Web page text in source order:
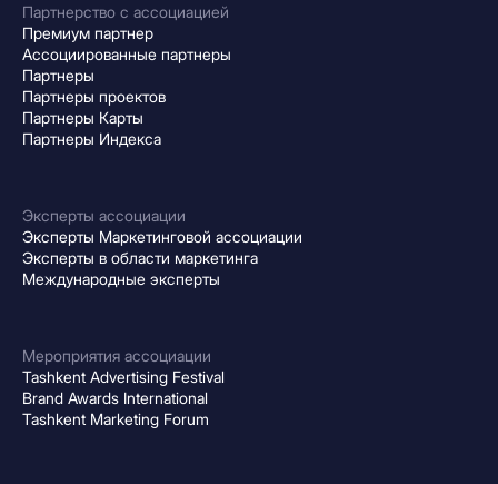
Партнерство с ассоциацией
Премиум партнер
Ассоциированные партнеры
Партнеры
Партнеры проектов
Партнеры Карты
Партнеры Индекса
Эксперты ассоциации
Эксперты Маркетинговой ассоциации
Эксперты в области маркетинга
Международные эксперты
Мероприятия ассоциации
Tashkent Advertising Festival
Brand Awards International
Tashkent Marketing Forum